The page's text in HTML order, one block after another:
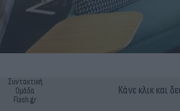
Συντακτική
Ομάδα
Flash.gr
Κάνε κλικ και